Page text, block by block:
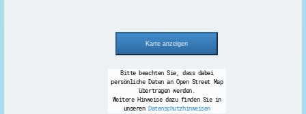
Bitte beachten Sie, dass dabei
persönliche Daten an Open Street Map
übertragen werden.
Weitere Hinweise dazu finden Sie in
unseren Datenschutzhinweisen